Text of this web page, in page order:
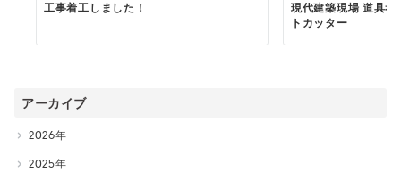
工事着工しました！
現代建築現場 道具
トカッター
アーカイブ
2026
2025